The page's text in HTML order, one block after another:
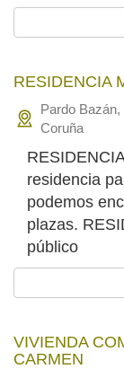
RESIDENCIA
Pardo
Coruña
residencia
podemos
plazas.
público
VIVIENDA
CARMEN